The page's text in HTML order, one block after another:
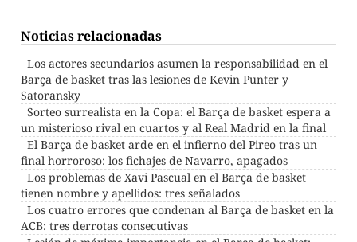
Noticias relacionadas
Los actores secundarios asumen la responsabilidad en el
Barça de basket tras las lesiones de Kevin Punter y
Satoransky
Sorteo surrealista en la Copa: el Barça de basket espera a
un misterioso rival en cuartos y al Real Madrid en la final
El Barça de basket arde en el infierno del Pireo tras un
final horroroso: los fichajes de Navarro, apagados
Los problemas de Xavi Pascual en el Barça de basket
tienen nombre y apellidos: tres señalados
Los cuatro errores que condenan al Barça de basket en la
ACB: tres derrotas consecutivas